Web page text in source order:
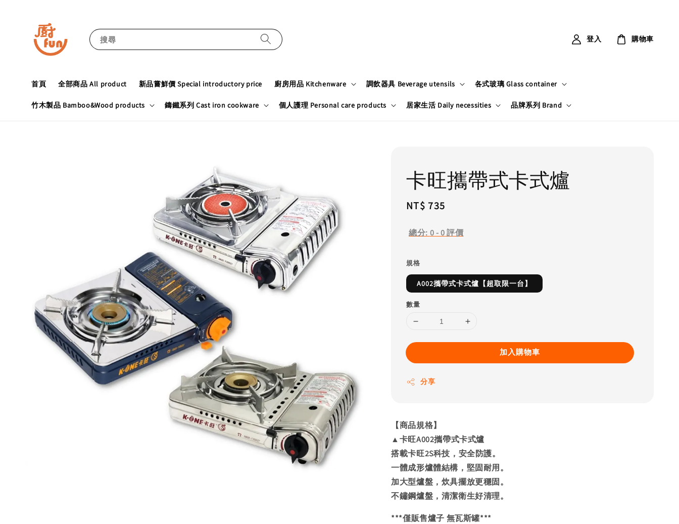
搜尋
首頁 全部商品 All product 新品嘗鮮價 Special introductory price 廚房用品 Kitchenware 調飲器具 Beverage utensils 各式玻璃 Glass container
竹木製品 Bamboo&Wood products 鑄鐵系列 Cast iron cookware 個人護理 Personal care products 居家生活 Daily necessities 品牌系列 Brand
登入 購物車
卡旺攜帶式卡式爐
Regular
NT$ 735
總分: 0-0評價
規格
A002攜帶式卡式爐【超取限一台】
數量
加入購物車
分享
【商品規格】
▲卡旺A002攜帶式卡式爐
搭載卡旺2S科技，安全防護。
一體成形爐體結構，堅固耐用。
加大型爐盤，炊具擺放更穩固。
不鏽鋼爐盤，清潔衛生好清理。
***僅販售爐子 無瓦斯罐***